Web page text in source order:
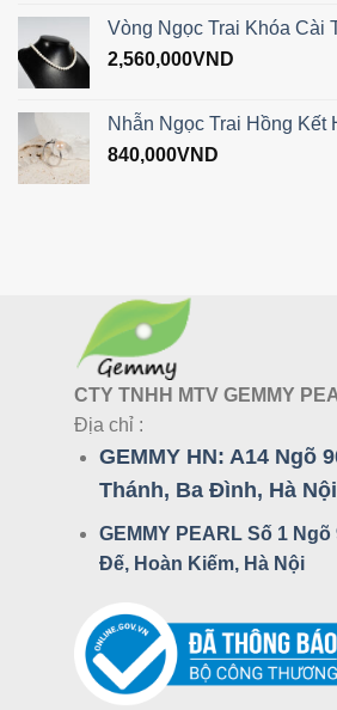
Vòng Ngọc Trai Khóa Cài
2,560,000VND
Nhẫn Ngọc Trai Hồng Kết
840,000VND
CTY TNHH MTV GEMMY
Địa chỉ :
GEMMY HN: A14 Ngõ
Thánh, Ba Đình, Hà Nội
GEMMY PEARL Số 1 Ngõ
Đế, Hoàn Kiếm, Hà Nội